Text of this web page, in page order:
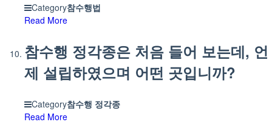
Category참수행법
Read More
참수행 정각종은 처음 들어 보는데, 언
제 설립하였으며 어떤 곳입니까?
Category참수행 정각종
Read More